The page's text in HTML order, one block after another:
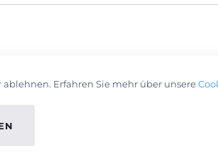
Erfahren Sie mehr über unsere